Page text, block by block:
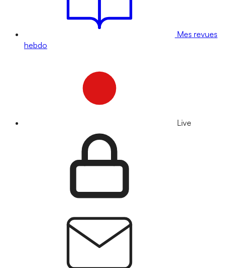
Mes revues
hebdo
Live